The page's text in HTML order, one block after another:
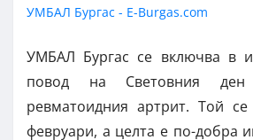
УМБАЛ Бургас се включва в
повод на Световния
ревматоидния артрит. Той
февруари, а целта е по-добра